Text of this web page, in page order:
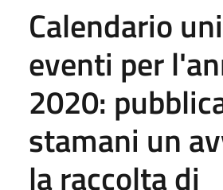
Calendario
eventi per
2020:
stamani un
la raccolta di